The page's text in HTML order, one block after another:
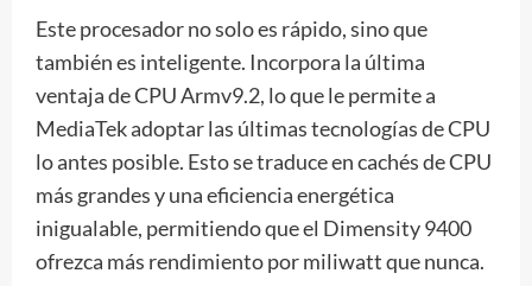
Este procesador no solo es rápido, sino que
también es inteligente. Incorpora la última
ventaja de CPU Armv9.2, lo que le permite a
MediaTek adoptar las últimas tecnologías de CPU
lo antes posible. Esto se traduce en cachés de CPU
más grandes y una eficiencia energética
inigualable, permitiendo que el Dimensity 9400
ofrezca más rendimiento por miliwatt que nunca.